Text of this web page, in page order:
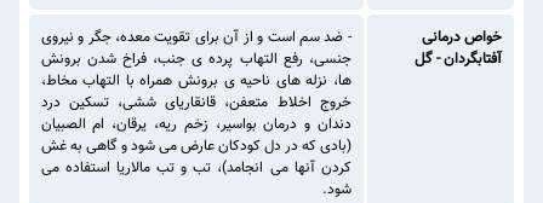
خواص درمانی
آفتابگردان - گل
- ضد سم است و از آن برای تقویت معده، جگر و نیروی
جنسی، رفع التهاب پرده ی جنب، فراخ شدن برونش
ها، نزله های ناحیه ی برونش همراه با التهاب مخاط،
خروج اخلاط متعفن، قانقاریای ششی، تسکین درد
دندان و درمان بواسیر، زخم ریه، یرقان، ام الصبیان
(بادی که در دل کودکان عارض می شود و گاهی به غش
کردن آنها می انجامد)، تب و تب مالاریا استفاده می
شود.